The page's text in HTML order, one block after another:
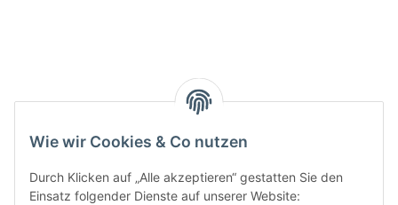
Wie wir Cookies & Co nutzen
Durch Klicken auf „Alle akzeptieren“ gestatten Sie den
Einsatz folgender Dienste auf unserer Website:
Kategorien